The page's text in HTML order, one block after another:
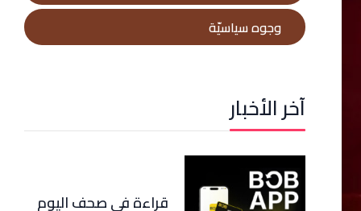
وجوه سياسيّة
آخر الأخبار
قراءة في صحف اليوم